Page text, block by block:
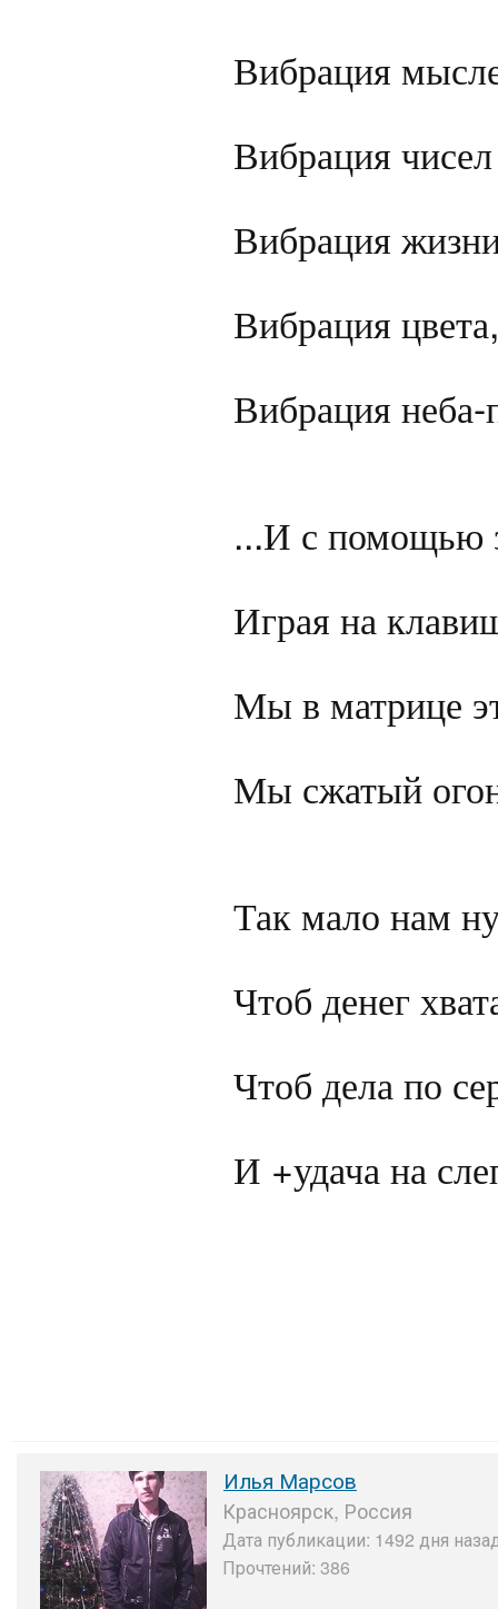
Вибрация
Вибрация
Вибрация
Вибрация
Вибрация неба-
...И с помощью
Играя на
Мы в матрице
Мы сжатый
Так мало нам
Чтоб денег
Чтоб дела по
И +удача на
Илья Марсов
Красноярск, Россия
Дата публикации: 1492 дня
Прочтений: 386